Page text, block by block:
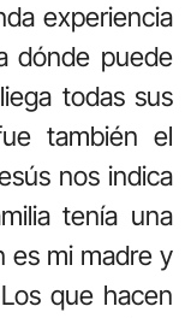
experiencia
dónde puede
todas sus
también el
nos indica
tenía una
es mi madre y
que hacen